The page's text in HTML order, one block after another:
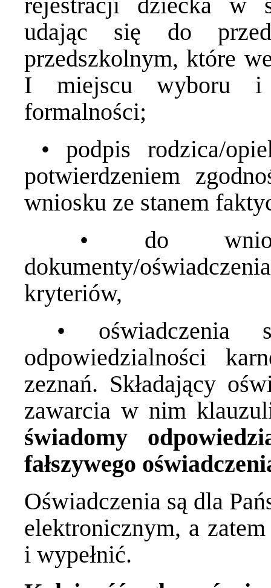
udając się do
przedszkolnym, które
I miejscu wyboru i
formalności;
• podpis rodzica/
potwierdzeniem
wniosku ze stanem
• do
dokumenty/
kryteriów,
• oświadczenia
odpowiedzialności
zeznań. Składający
zawarcia w nim
świadomy
fałszywego
Oświadczenia są dla
elektronicznym, a
i wypełnić.